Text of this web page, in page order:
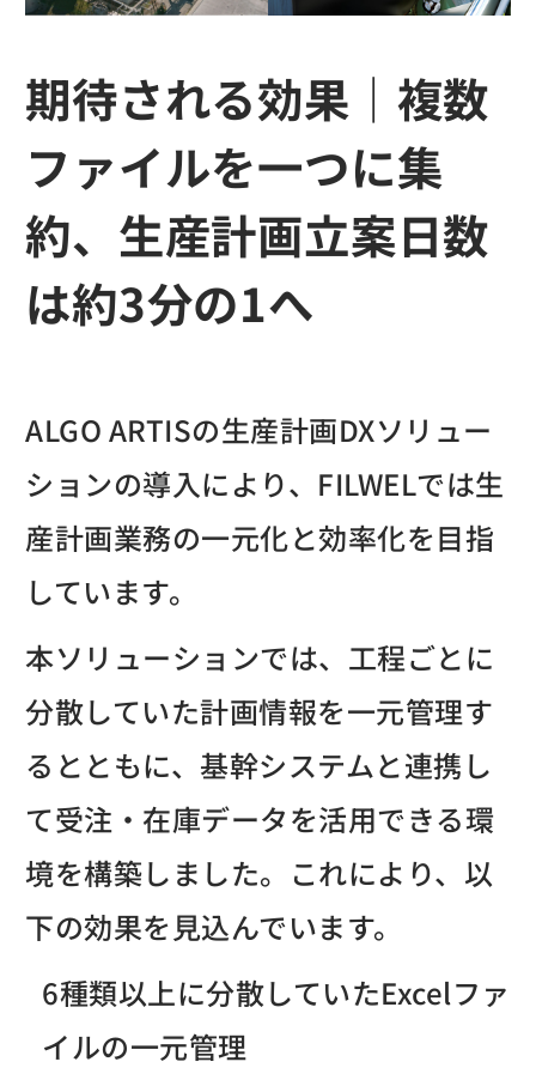
期待される効果｜複数
ファイルを一つに集
約、生産計画立案日数
は約3分の1へ
ALGO ARTISの生産計画DXソリュー
ションの導入により、FILWELでは生
産計画業務の一元化と効率化を目指
しています。
本ソリューションでは、工程ごとに
分散していた計画情報を一元管理す
るとともに、基幹システムと連携し
て受注・在庫データを活用できる環
境を構築しました。これにより、以
下の効果を見込んでいます。
6種類以上に分散していたExcelファ
イルの一元管理